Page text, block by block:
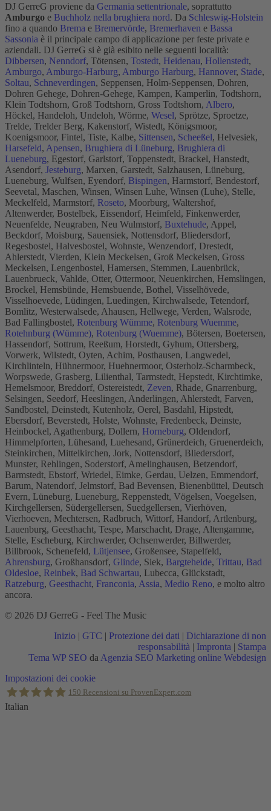
DJ GerreG proviene da Germania settentrionale, soprattutto
Amburgo e Buchholz nella brughiera nord. Da Schleswig-Holstein
fino a quando Brema e Bremervörde, Bremerhaven e Bassa
Sassonia è il principale campo di applicazione per feste private e
aziendali. DJ GerreG si è già esibito nelle seguenti località:
Dibbersen, Nenndorf, Tötensen, Tostedt, Heidenau, Hollenstedt,
Amburgo, Amburgo-Harburg, Amburgo Harburg, Hannover, Stade,
Soltau, Schneverdingen, Seppensen, Holm-Seppensen, Dohren,
Dohren Gehege, Dohren-Gehege, Kampen, Kamperlin, Todtshorn,
Klein Todtshorn, Groß Todtshorn, Gross Todtshorn, Albero,
Höckel, Handeloh, Undeloh, Wörme, Wesel, Sprötze, Sproetze,
Trelde, Trelder Berg, Kakenstorf, Wistedt, Königsmoor,
Koenigsmoor, Fintel, Tiste, Kalbe, Sittensen, Scheeßel, Helvesiek,
Harsefeld, Apensen, Brughiera di Lüneburg, Brughiera di
Lueneburg, Egestorf, Garlstorf, Toppenstedt, Brackel, Hanstedt,
Asendorf, Jesteburg, Marxen, Garstedt, Salzhausen, Lüneburg,
Lueneburg, Wulfsen, Eyendorf, Bispingen, Harmstorf, Bendestorf,
Seevetal, Maschen, Winsen, Winsen Luhe, Winsen (Luhe), Stelle,
Meckelfeld, Marmstorf, Roseto, Moorburg, Waltershof,
Altenwerder, Bostelbek, Eissendorf, Heimfeld, Finkenwerder,
Neuenfelde, Neugraben, Neu Wulmstorf, Buxtehude, Appel,
Beckdorf, Moisburg, Sauensiek, Nottensdorf, Bliedersdorf,
Regesbostel, Halvesbostel, Wohnste, Wenzendorf, Drestedt,
Ahlerstedt, Vierden, Klein Meckelsen, Groß Meckelsen, Gross
Meckelsen, Lengenbostel, Hamersen, Stemmen, Lauenbrück,
Lauenbrueck, Vahlde, Otter, Ottermoor, Neuenkirchen, Hemslingen,
Brockel, Hemsbünde, Hemsbuende, Bothel, Visselhövede,
Visselhoevede, Lüdingen, Luedingen, Kirchwalsede, Tetendorf,
Bomlitz, Westerwalsede, Ahausen, Hellwege, Verden, Walsrode,
Bad Fallingbostel, Rotenburg Wümme, Rotenburg Wuemme,
Rotehnburg (Wümme), Rotenburg (Wuemme), Bötersen, Boetersen,
Hassendorf, Sottrum, Reeßum, Horstedt, Gyhum, Ottersberg,
Vorwerk, Wilstedt, Oyten, Achim, Posthausen, Langwedel,
Kirchlinteln, Hühnermoor, Huehnermoor, Osterholz-Scharmbeck,
Worpswede, Grasberg, Lilienthal, Tarmstedt, Hepstedt, Kirchtimke,
Hemelsmoor, Breddorf, Ostereistedt, Zeven, Rhade, Gnarrenburg,
Selsingen, Seedorf, Heeslingen, Anderlingen, Ahlerstedt, Farven,
Sandbostel, Deinstedt, Kutenholz, Oerel, Basdahl, Hipstedt,
Ebersdorf, Beverstedt, Holste, Wohnste, Fredenbeck, Deinste,
Heinbockel, Agathenburg, Dollern, Horneburg, Oldendorf,
Himmelpforten, Lühesand, Luehesand, Grünerdeich, Gruenerdeich,
Steinkirchen, Mittelkirchen, Jork, Nottensdorf, Bliedersdorf,
Munster, Rehlingen, Soderstorf, Amelinghausen, Betzendorf,
Barmstedt, Ebstorf, Wriedel, Eimke, Gerdau, Uelzen, Emmendorf,
Barum, Natendorf, Jelmstorf, Bad Bevensen, Bienenbüttel, Deutsch
Evern, Lüneburg, Lueneburg, Reppenstedt, Vögelsen, Voegelsen,
Kirchgellersen, Südergellersen, Suedgellersen, Vierhöven,
Vierhoeven, Mechtersen, Radbruch, Wittorf, Handorf, Artlenburg,
Lauenburg, Geesthacht, Tespe, Marschacht, Drage, Altengamme,
Stelle, Escheburg, Kirchwerder, Ochsenwerder, Billwerder,
Billbrook, Schenefeld, Lütjensee, Großensee, Stapelfeld,
Ahrensburg, Großhansdorf, Glinde, Siek, Bargteheide, Trittau, Bad
Oldesloe, Reinbek, Bad Schwartau, Lubecca, Glückstadt,
Ratzeburg, Geesthacht, Franconia, Assia, Medio Reno, e molto altro
ancora.
© 2026 DJ GerreG - Feel The Music
Inizio | GTC | Protezione dei dati | Dichiarazione di non
responsabilità | Impronta | Stampa
Tema WP SEO da Agenzia SEO Marketing online Webdesign
Torna
in
alto
Impostazioni dei cookie
150 Recensioni su ProvenExpert.com
Italian